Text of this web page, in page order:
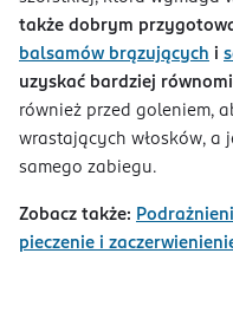
także dobrym
balsamów brązujących i
uzyskać bardziej
również przed goleniem,
wrastających włosków, a
samego zabiegu.
Zobacz także:
pieczenie i